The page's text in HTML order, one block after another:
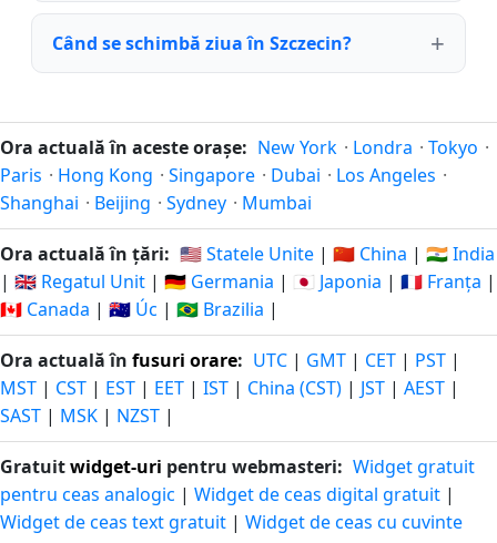
Când se schimbă ziua în Szczecin?
Ora actuală în aceste orașe: New York · Londra · Tokyo ·
Paris · Hong Kong · Singapore · Dubai · Los Angeles ·
Shanghai · Beijing · Sydney · Mumbai
Ora actuală în țări: 🇺🇸 Statele Unite | 🇨🇳 China | 🇮🇳 India
| 🇬🇧 Regatul Unit | 🇩🇪 Germania | 🇯🇵 Japonia | 🇫🇷 Franța |
🇨🇦 Canada | 🇦🇺 Úc | 🇧🇷 Brazilia |
Ora actuală în fusuri orare: UTC | GMT | CET | PST |
MST | CST | EST | EET | IST | China (CST) | JST | AEST |
SAST | MSK | NZST |
Gratuitwidget-uri pentru webmasteri: Widget gratuit
pentru ceas analogic | Widget de ceas digital gratuit |
Widget de ceas text gratuit | Widget de ceas cu cuvinte